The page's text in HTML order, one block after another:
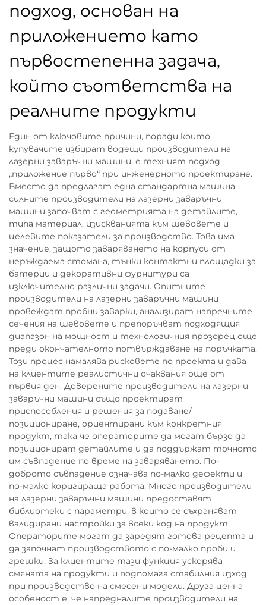
подход, основан на
приложението като
първостепенна задача,
който съответства на
реалните продукти
Един от ключовите причини, поради които
купувачите избират водещи производители на
лазерни заваръчни машини, е техният подход
„приложение първо“ при инженерното проектиране.
Вместо да предлагат една стандартна машина,
силните производители на лазерни заваръчни
машини започват с геометрията на детайлите,
типа материал, изискванията към шевовете и
целевите показатели за производство. Това има
значение, защото заваряването на корпуси от
неръждаема стомана, тънки контактни площадки за
батерии и декоративни фурнитури са
изключително различни задачи. Опитните
производители на лазерни заваръчни машини
провеждат пробни заварки, анализират напречните
сечения на шевовете и препоръчват подходящия
диапазон на мощност и технологичния прозорец още
преди окончателното потвърждаване на поръчката.
Този процес намалява рисковете по проекта и дава
на клиентите реалистични очаквания още от
първия ден. Доверените производители на лазерни
заваръчни машини също проектират
приспособления и решения за подаване/
позициониране, ориентирани към конкретния
продукт, така че операторите да могат бързо да
позиционират детайлите и да поддържат точното
им съвпадение по време на заваряването. По-
доброто съвпадение означава по-малко дефекти и
по-малко коригираща работа. Много производители
на лазерни заваръчни машини предоставят
библиотеки с параметри, в които се съхраняват
валидирани настройки за всеки код на продукт.
Операторите могат да заредят готова рецепта и
да започнат производството с по-малко проби и
грешки. За клиентите тази функция ускорява
смяната на продукти и подпомага стабилния изход
при производство на смесени модели. Друга ценна
особеност е, че напредналите производители на